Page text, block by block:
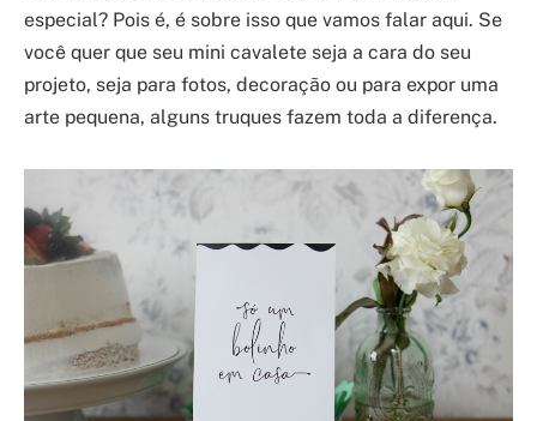
especial? Pois é, é sobre isso que vamos falar aqui. Se
você quer que seu mini cavalete seja a cara do seu
projeto, seja para fotos, decoração ou para expor uma
arte pequena, alguns truques fazem toda a diferença.